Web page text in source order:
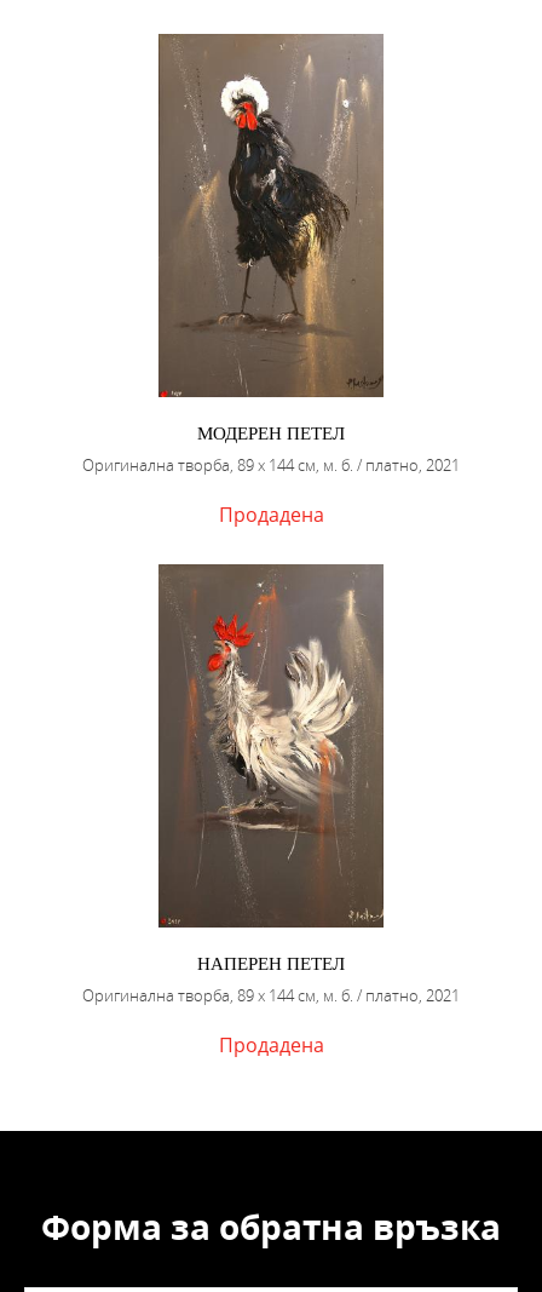
МОДЕРЕН ПЕТЕЛ
Оригинална творба, 89 х 144 см, м. б. / платно, 2021
Продадена
НАПЕРЕН ПЕТЕЛ
Оригинална творба, 89 х 144 см, м. б. / платно, 2021
Продадена
Форма за обратна връзка